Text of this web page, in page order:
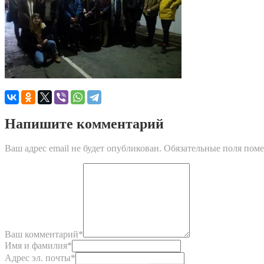
Напишите комментарий
Ваш адрес email не будет опубликован. Обязательные поля
Ваш комментарий*
Имя и фамилия*
Адрес эл. почты*